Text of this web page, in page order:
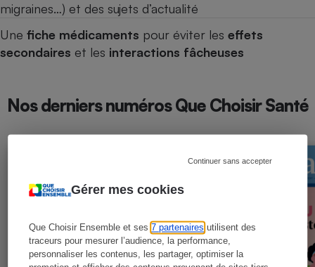
Gérer mes cookies
Que Choisir Ensemble et ses7 partenaires utilisent des
traceurs pour mesurer l’audience, la performance,
personnaliser les contenus, les partager, optimiser la
Continuer sans accepter
migraines…) et des sujets d’actualité
Une fiche médicaments pour éviter les effets
secondaires et les interactions fâcheuses
Nos derniers numéros Que Choisir Santé